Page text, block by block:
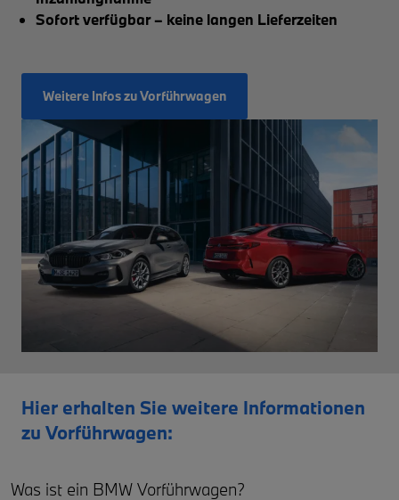
Sofort verfügbar – keine langen Lieferzeiten
Weitere Infos zu Vorführwagen
Hier erhalten Sie weitere Informationen
zu Vorführwagen:
Was ist ein BMW Vorführwagen?